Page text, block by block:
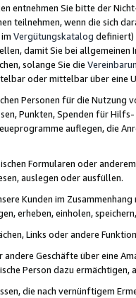
entnehmen Sie bitte der
teilnehmen, wenn die sich
Vergütungskatalog definiert)
damit Sie bei
solange Sie die
oder mittelbar über eine
Personen für die Nutzung
Punkten, Spenden für
auflegen, die
Formularen oder
auslegen oder ausfüllen.
Kunden im
erheben, einholen,
Links oder andere
andere Geschäfte über eine
Person dazu
die nach vernünftigem